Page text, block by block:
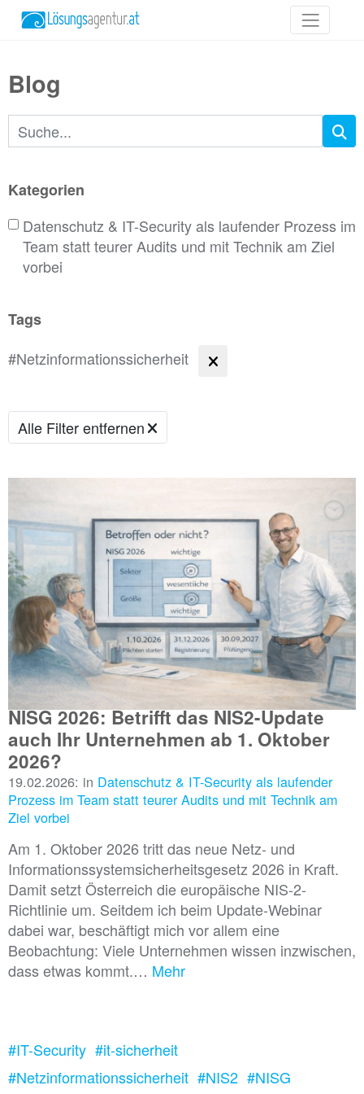
Blog
Suchbegriffe
Kategorien
Datenschutz & IT-Security als laufender Prozess im
Team statt teurer Audits und mit Technik am Ziel
vorbei
Tags
#Netzinformationssicherheit
Alle Filter entfernen
NISG 2026: Betrifft das NIS2-Update
auch Ihr Unternehmen ab 1. Oktober
2026?
19.02.2026: in Datenschutz & IT-Security als laufender
Prozess im Team statt teurer Audits und mit Technik am
Ziel vorbei
Am 1. Oktober 2026 tritt das neue Netz- und
Informationssystemsicherheitsgesetz 2026 in Kraft.
Damit setzt Österreich die europäische NIS-2-
Richtlinie um. Seitdem ich beim Update-Webinar
dabei war, beschäftigt mich vor allem eine
Beobachtung: Viele Unternehmen wissen inzwischen,
dass etwas kommt.… Mehr
#IT-Security #it-sicherheit
#Netzinformationssicherheit #NIS2 #NISG